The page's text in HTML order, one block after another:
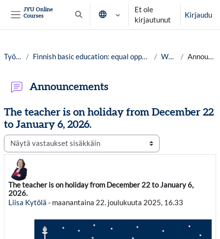
JYU Online
Courses
Vaihda hakusyöttöä
Et ole
kirjautunut
Kirjaudu
Työpöytä Finnish basic education: equal opportunities for all, year 25-26 Welcome Announcements
Announcements
The teacher is on holiday from December 22
to January 6, 2026.
Näytön tila
The teacher is on holiday from December 22 to January 6,
2026.
Liisa Kytölä - maanantaina 22. joulukuuta 2025, 16.33
Vastausten määrä: 0